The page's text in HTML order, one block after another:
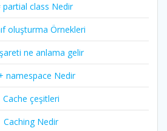
partial class Nedir
oluşturma Örnekleri
ne anlama gelir
namespace Nedir
Cache çeşitleri
Caching Nedir